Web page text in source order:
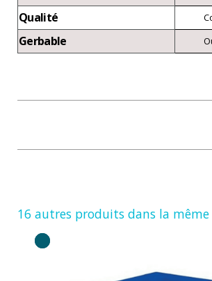
Qualité
Gerbable
16 autres produits dans la même